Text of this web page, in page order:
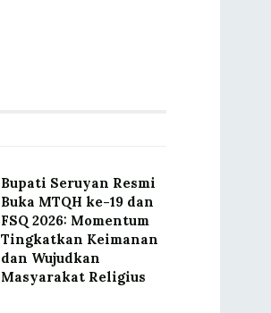
Bupati Seruyan Resmi
Buka MTQH ke-19 dan
FSQ 2026: Momentum
Tingkatkan Keimanan
dan Wujudkan
Masyarakat Religius